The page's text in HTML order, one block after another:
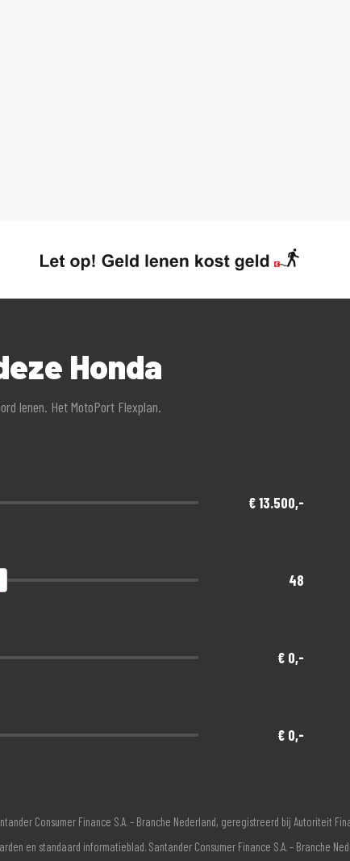
Honda
lenen. Het MotoPort Flexplan.
€ 13.500,-
48
€ 0,-
€ 0,-
Consumer Finance S.A. – Branche Nederland, geregistreerd bij Autoriteit
en standaard informatieblad. Santander Consumer Finance S.A. – Branche